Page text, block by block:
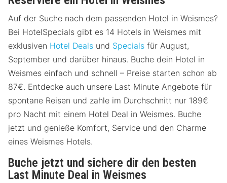
Auf der Suche nach dem passenden Hotel in Weismes?
Bei HotelSpecials gibt es 14 Hotels in Weismes mit
exklusiven Hotel Deals und Specials für August,
September und darüber hinaus. Buche dein Hotel in
Weismes einfach und schnell – Preise starten schon ab
87€. Entdecke auch unsere Last Minute Angebote für
spontane Reisen und zahle im Durchschnitt nur 189€
pro Nacht mit einem Hotel Deal in Weismes. Buche
jetzt und genieße Komfort, Service und den Charme
eines Weismes Hotels.
Buche jetzt und sichere dir den besten
Last Minute Deal in Weismes